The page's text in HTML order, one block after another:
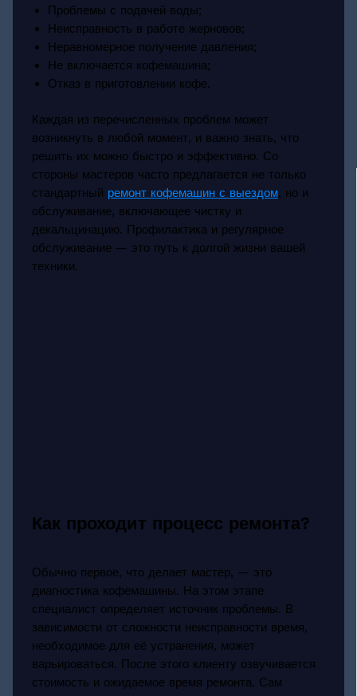
Проблемы с подачей воды;
Неисправность в работе жерновов;
Неравномерное получение давления;
Не включается кофемашина;
Отказ в приготовлении кофе.
Каждая из перечисленных проблем может
возникнуть в любой момент, и важно знать, что
решить их можно быстро и эффективно. Со
стороны мастеров часто предлагается не только
стандартный ремонт кофемашин с выездом, но и
обслуживание, включающее чистку и
декальцинацию. Профилактика и регулярное
обслуживание — это путь к долгой жизни вашей
техники.
Как проходит процесс ремонта?
Обычно первое, что делает мастер, — это
диагностика кофемашины. На этом этапе
специалист определяет источник проблемы. В
зависимости от сложности неисправности время,
необходимое для её устранения, может
варьироваться. После этого клиенту озвучивается
стоимость и ожидаемое время ремонта. Сам